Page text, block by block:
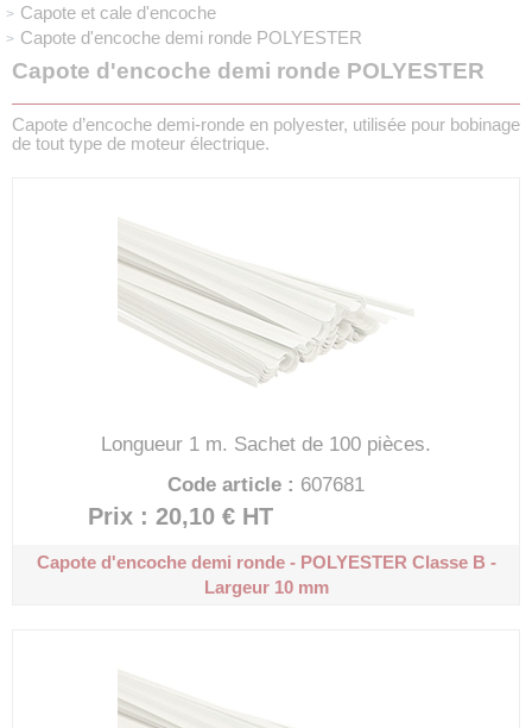
Capote et cale d'encoche
Capote d'encoche demi ronde POLYESTER
Capote d'encoche demi ronde POLYESTER
Capote d’encoche demi-ronde en polyester, utilisée pour bobinage
de tout type de moteur électrique.
Longueur 1 m. Sachet de 100 pièces.
Code article : 607681
Prix : 20,10 € HT
Capote d'encoche demi ronde - POLYESTER Classe B -
Largeur 10 mm